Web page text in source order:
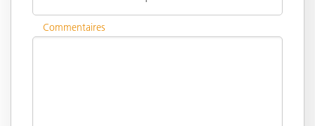
Commentaires